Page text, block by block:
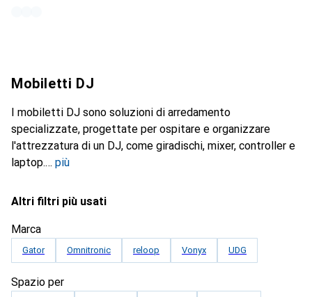
Mobiletti DJ
I mobiletti DJ sono soluzioni di arredamento
specializzate, progettate per ospitare e organizzare
l'attrezzatura di un DJ, come giradischi, mixer, controller e
laptop.
più
Altri filtri più usati
Marca
Gator Omnitronic reloop Vonyx UDG
Spazio per